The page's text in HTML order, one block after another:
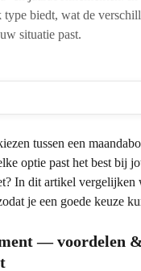
biedt, wat de
situatie past.
tussen een
optie past het best bij
In dit artikel vergelijken
je een goede keuze
— voordelen